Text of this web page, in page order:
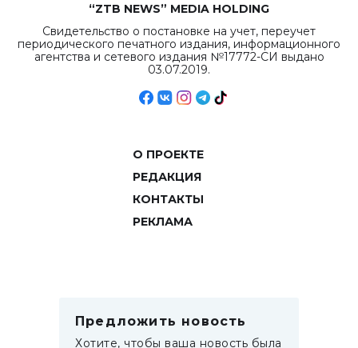
“ZTB NEWS” MEDIA HOLDING
Свидетельство о постановке на учет, переучет
периодического печатного издания, информационного
агентства и сетевого издания №17772-СИ выдано
03.07.2019.
О ПРОЕКТЕ
РЕДАКЦИЯ
КОНТАКТЫ
РЕКЛАМА
Предложить новость
Хотите, чтобы ваша новость была